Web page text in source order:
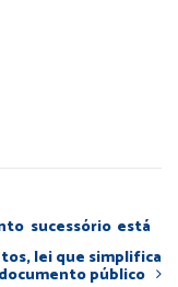
sucessório está
lei que simplifica
público